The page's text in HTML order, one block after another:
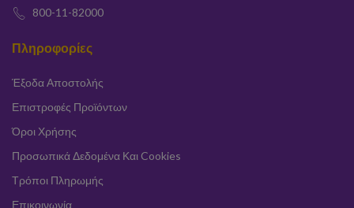
800-11-82000
Πληροφορίες
Έξοδα Αποστολής
Επιστροφές Προϊόντων
Όροι Χρήσης
Προσωπικά Δεδομένα Και Cookies
Τρόποι Πληρωμής
Επικοινωνία